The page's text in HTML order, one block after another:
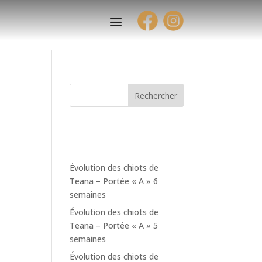
Rechercher
Évolution des chiots de
Teana – Portée « A » 6
semaines
Évolution des chiots de
Teana – Portée « A » 5
semaines
Évolution des chiots de